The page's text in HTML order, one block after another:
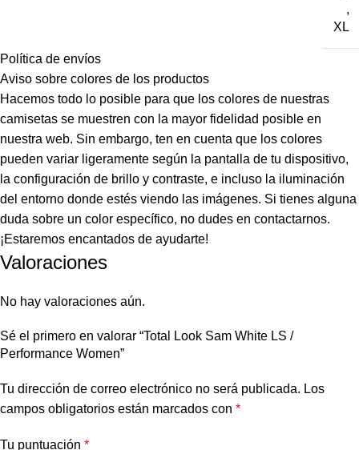
,
XL
Política de envíos
Aviso sobre colores de los productos
Hacemos todo lo posible para que los colores de nuestras
camisetas se muestren con la mayor fidelidad posible en
nuestra web. Sin embargo, ten en cuenta que los colores
pueden variar ligeramente según la pantalla de tu dispositivo,
la configuración de brillo y contraste, e incluso la iluminación
del entorno donde estés viendo las imágenes. Si tienes alguna
duda sobre un color específico, no dudes en contactarnos.
¡Estaremos encantados de ayudarte!
Valoraciones
No hay valoraciones aún.
Sé el primero en valorar “Total Look Sam White LS /
Performance Women”
Tu dirección de correo electrónico no será publicada. Los
campos obligatorios están marcados con *
Tu puntuación *